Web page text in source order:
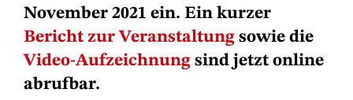
November 2021 ein. Ein kurzer
Bericht zur Veranstaltung sowie die
Video-Aufzeichnung sind jetzt online
abrufbar.